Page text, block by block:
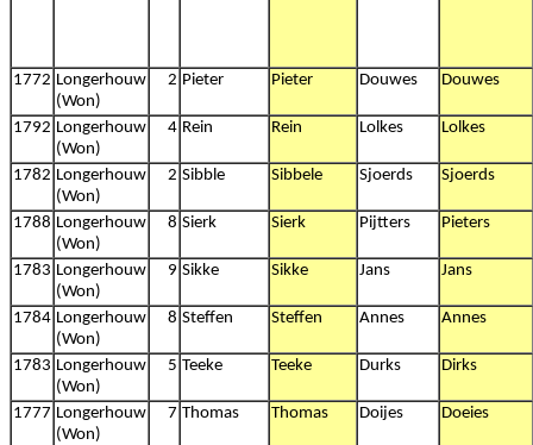
1772 Longerhouw
(Won)
2 Pieter Pieter Douwes Douwes
1792 Longerhouw
(Won)
4 Rein Rein Lolkes Lolkes
1782 Longerhouw
(Won)
2 Sibble Sibbele Sjoerds Sjoerds
1788 Longerhouw
(Won)
8 Sierk Sierk Pijtters Pieters
1783 Longerhouw
(Won)
9 Sikke Sikke Jans Jans
1784 Longerhouw
(Won)
8 Steffen Steffen Annes Annes
1783 Longerhouw
(Won)
5 Teeke Teeke Durks Dirks
1777 Longerhouw
(Won)
7 Thomas Thomas Doijes Doeies